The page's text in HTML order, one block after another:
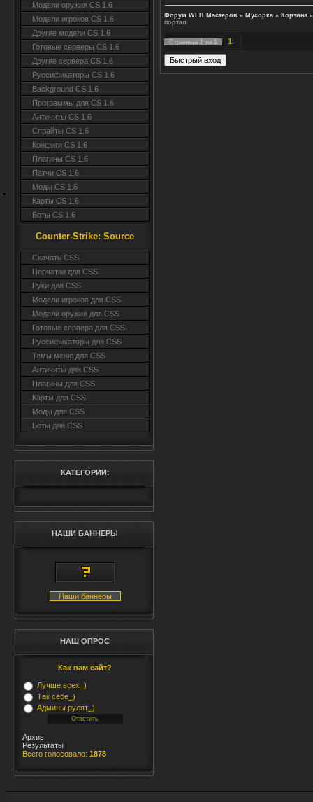
Модели оружия CS 1.6
Модели игроков CS 1.6
Другие модели CS 1.6
Готовые серверы CS 1.6
Другие сервера CS 1.6
Руссификаторы CS 1.6
Background CS 1.6
Программы для CS 1.6
Античиты CS 1.6
Спрайты CS 1.6
Конфиги CS 1.6
Плагины CS 1.6
Патчи CS 1.6
Моды CS 1.6
Карты CS 1.6
Боты CS 1.6
Counter-Strike: Source
Cкачать CSS
Перчатки для CSS
Руки для CSS
Модели игроков для CSS
Модели оружия для CSS
Готовые сервера для CSS
Руссификаторы для CSS
Темы меню для CSS
Античиты для CSS
Плагины для CSS
Карты для CSS
Моды для CSS
Боты для CSS
КАТЕГОРИИ:
НАШИ БАННЕРЫ
Наши баннеры
НАШ ОПРОС
Как вам сайт?
Лучше всех_)
Так себе_)
Админы рулят_)
Архив
Результаты
Всего голосовало: 1878
Форум WEB Мастеров » Мусорка » Корзина »
портал
Страница 1 из 1 1